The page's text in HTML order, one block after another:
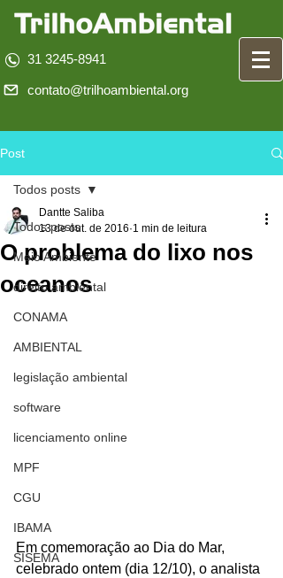
31 3245-8941
contato@trilhoambiental.org
Post
Todos posts
Meio Ambiente
direito ambiental
CONAMA
AMBIENTAL
legislação ambiental
software
licenciamento online
MPF
CGU
IBAMA
SISEMA
Todos posts
O problema do lixo nos
oceanos
Dantte Saliba
13 de out. de 2016 1 min de leitura
Em comemoração ao Dia do Mar,
celebrado ontem (dia 12/10), o analista